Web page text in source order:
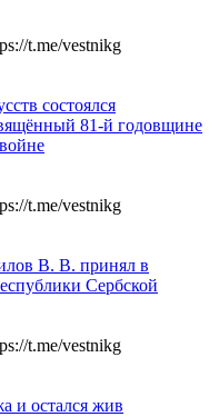
t.me/vestnikg
состоялся
81-й годовщине
t.me/vestnikg
В. В. принял в
Сербской
t.me/vestnikg
и остался жив